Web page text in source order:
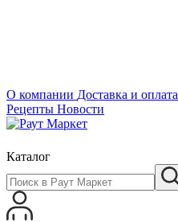
О компании Доставка и оплата
Рецепты Новости
Каталог